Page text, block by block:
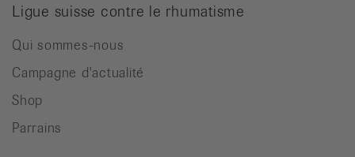
Ligue suisse contre le rhumatisme
Qui sommes-nous
Campagne d'actualité
Shop
Parrains